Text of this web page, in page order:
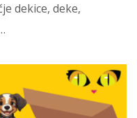
dekice, deke,